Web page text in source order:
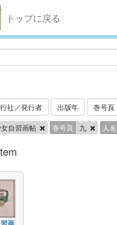
トップに戻る
社／発行者 出版年 巻号頁
自習画帖 巻号頁 九 人
画